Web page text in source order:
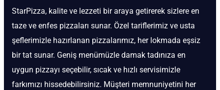
StarPizza, kalite ve lezzeti bir araya getirerek sizlere en
taze ve enfes pizzaları sunar. Özel tariflerimiz ve usta
şeflerimizle hazırlanan pizzalarımız, her lokmada eşsiz
bir tat sunar. Geniş menümüzle damak tadınıza en
uygun pizzayı seçebilir, sıcak ve hızlı servisimizle
farkımızı hissedebilirsiniz. Müşteri memnuniyetini her